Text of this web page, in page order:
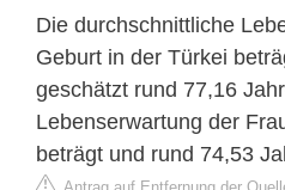
Die durchschnittliche
Geburt in der Türkei
geschätzt rund 77,16
Lebenserwartung der
beträgt und rund 74,53